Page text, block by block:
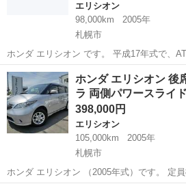
エリシオン
98,000km
2005年
札幌市
ホンダ エリシオン です。 平成17年式で、
人乗り、４ＷＤ、ＥＴＣ、ＨＩＤ、両側パ
です。 整備済み、スタッドレス装着済みも
価格68.9万円でご用...
北海道 札幌市 エリシオン 走行距
ホンダ エリシオン 後
ラ 両側パワースライ
398,000円
エリシオン
105,000km
2005年
札幌市
ホンダ エリシオン （2005年式）です。 定員